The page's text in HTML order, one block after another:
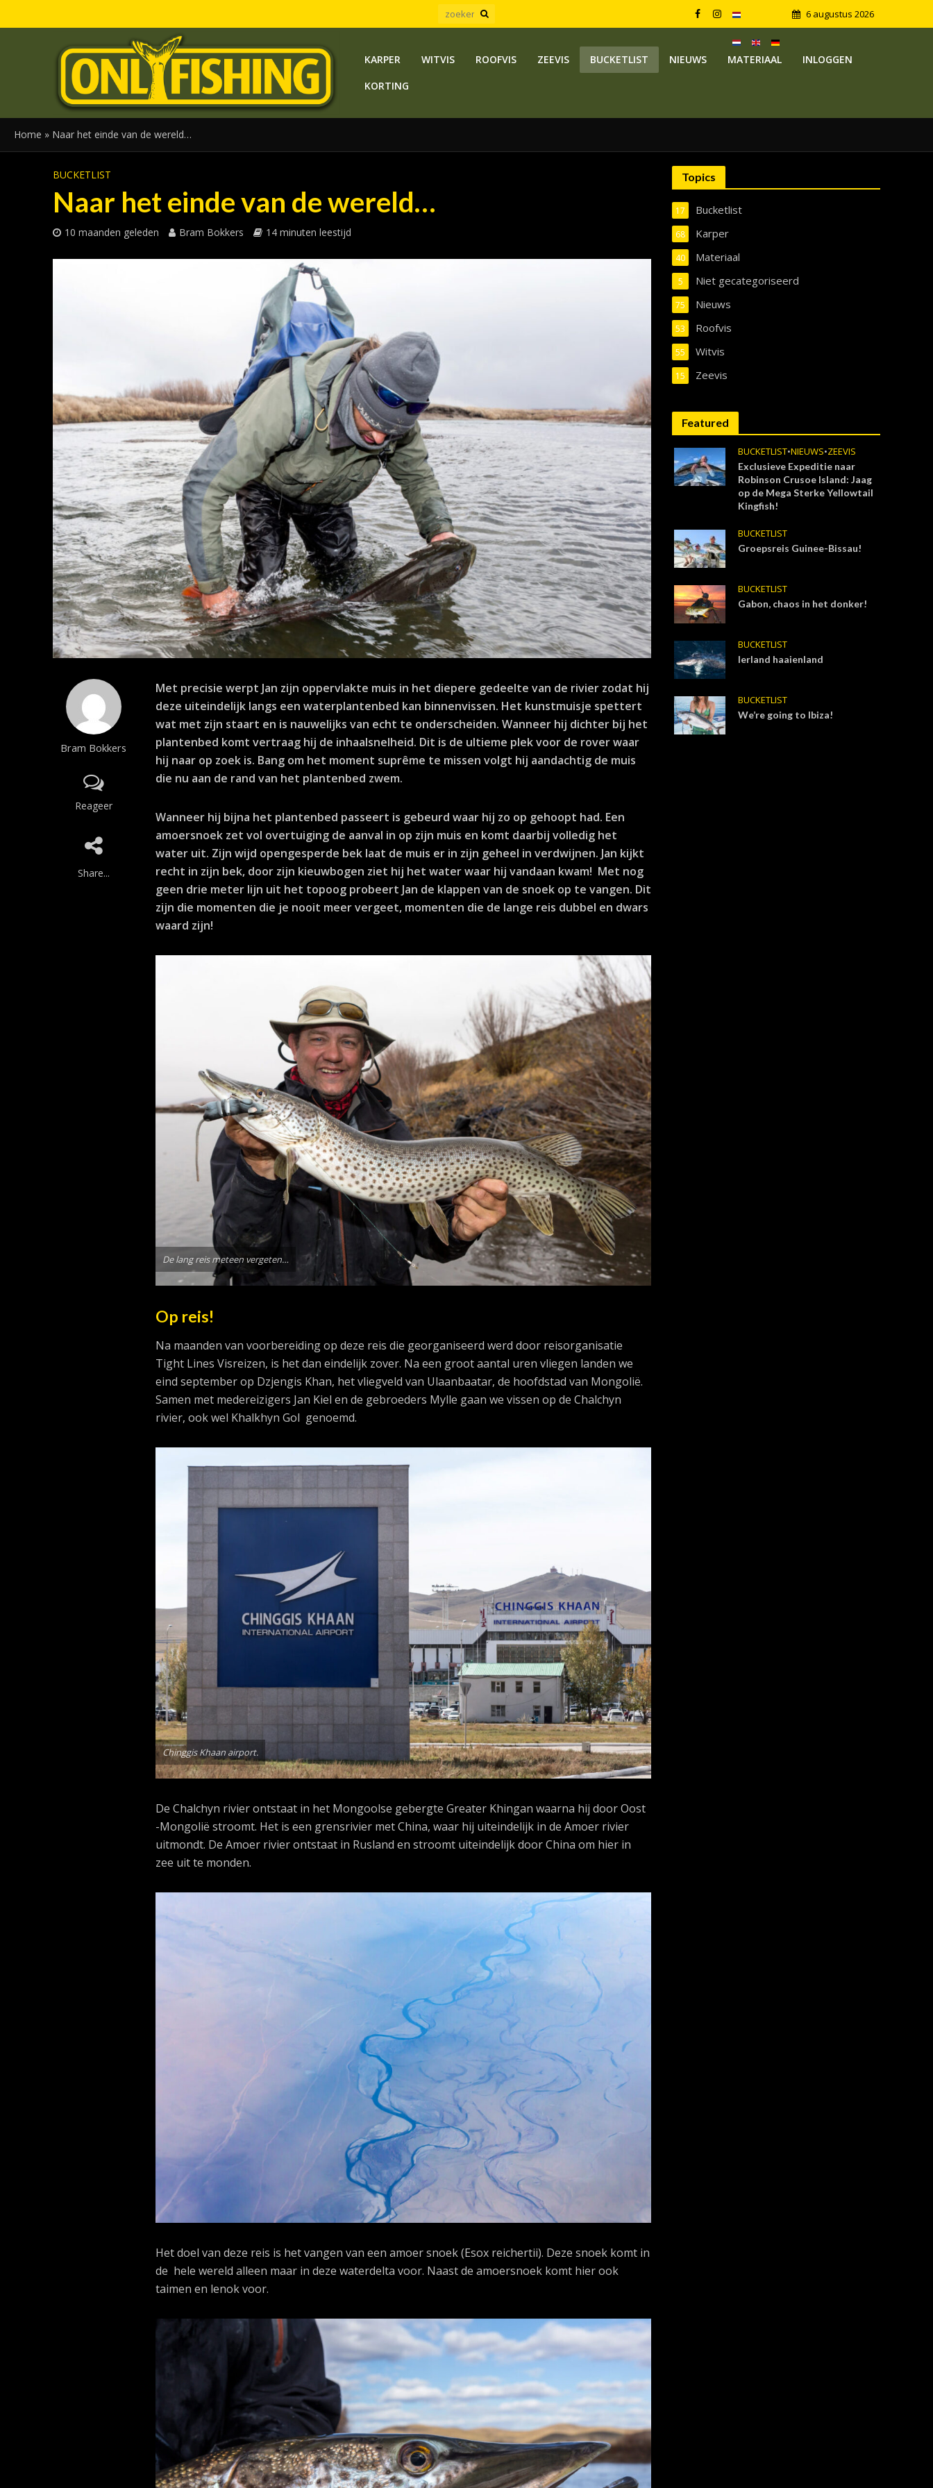
6 augustus 2026
KARPER WITVIS ROOFVIS ZEEVIS BUCKETLIST NIEUWS MATERIAAL
INLOGGEN
KORTING
Home » Naar het einde van de wereld…
BUCKETLIST
Naar het einde van de wereld…
10 maanden geleden Bram Bokkers 14 minuten leestijd
Bram Bokkers
Reageer
Share...
Met precisie werpt Jan zijn oppervlakte muis in het diepere gedeelte van de rivier zodat hij
deze uiteindelijk langs een waterplantenbed kan binnenvissen. Het kunstmuisje spettert
wat met zijn staart en is nauwelijks van echt te onderscheiden. Wanneer hij dichter bij het
plantenbed komt vertraag hij de inhaalsnelheid. Dit is de ultieme plek voor de rover waar
hij naar op zoek is. Bang om het moment suprême te missen volgt hij aandachtig de muis
die nu aan de rand van het plantenbed zwem.
Wanneer hij bijna het plantenbed passeert is gebeurd waar hij zo op gehoopt had. Een
amoersnoek zet vol overtuiging de aanval in op zijn muis en komt daarbij volledig het
water uit. Zijn wijd opengesperde bek laat de muis er in zijn geheel in verdwijnen. Jan kijkt
recht in zijn bek, door zijn kieuwbogen ziet hij het water waar hij vandaan kwam! Met nog
geen drie meter lijn uit het topoog probeert Jan de klappen van de snoek op te vangen. Dit
zijn die momenten die je nooit meer vergeet, momenten die de lange reis dubbel en dwars
waard zijn!
De lang reis meteen vergeten…
Op reis!
Na maanden van voorbereiding op deze reis die georganiseerd werd door reisorganisatie
Tight Lines Visreizen, is het dan eindelijk zover. Na een groot aantal uren vliegen landen we
eind september op Dzjengis Khan, het vliegveld van Ulaanbaatar, de hoofdstad van Mongolië.
Samen met medereizigers Jan Kiel en de gebroeders Mylle gaan we vissen op de Chalchyn
rivier, ook wel Khalkhyn Gol genoemd.
Chinggis Khaan airport.
De Chalchyn rivier ontstaat in het Mongoolse gebergte Greater Khingan waarna hij door Oost
-Mongolië stroomt. Het is een grensrivier met China, waar hij uiteindelijk in de Amoer rivier
uitmondt. De Amoer rivier ontstaat in Rusland en stroomt uiteindelijk door China om hier in
zee uit te monden.
Het doel van deze reis is het vangen van een amoer snoek (Esox reichertii). Deze snoek komt in
de hele wereld alleen maar in deze waterdelta voor. Naast de amoersnoek komt hier ook
taimen en lenok voor.
Topics
Bucketlist
17
Karper
68
Materiaal
40
Niet gecategoriseerd
5
Nieuws
75
Roofvis
53
Witvis
55
Zeevis
15
Featured
BUCKETLIST•NIEUWS•ZEEVIS
Exclusieve Expeditie naar
Robinson Crusoe Island: Jaag
op de Mega Sterke Yellowtail
Kingfish!
BUCKETLIST
Groepsreis Guinee-Bissau!
BUCKETLIST
Gabon, chaos in het donker!
BUCKETLIST
Ierland haaienland
BUCKETLIST
We’re going to Ibiza!